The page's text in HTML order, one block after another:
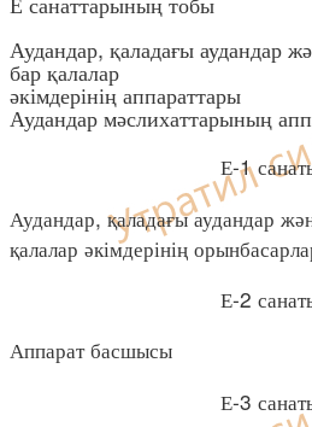
Аудандар, қаладағы аудандар
бар қалалар
әкімдерінің аппараттары
Аудандар мәслихаттарының
Е-1
Аудандар, қаладағы аудандар
қалалар әкімдерінің
Е-2
Аппарат басшысы
Е-3